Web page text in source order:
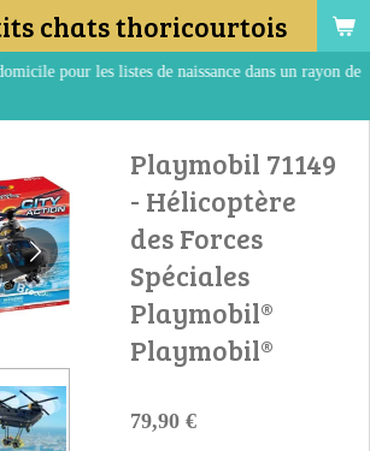
chats thoricourtois
pour les listes de naissance dans un rayon de
Playmobil 71149
- Hélicoptère
des Forces
Spéciales
Playmobil®
Playmobil®
79,90 €